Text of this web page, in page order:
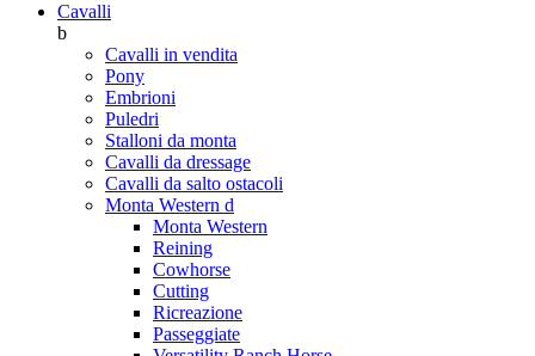
Cavalli
b
Cavalli in vendita
Pony
Embrioni
Puledri
Stalloni da monta
Cavalli da dressage
Cavalli da salto ostacoli
Monta Western d
Monta Western
Reining
Cowhorse
Cutting
Ricreazione
Passeggiate